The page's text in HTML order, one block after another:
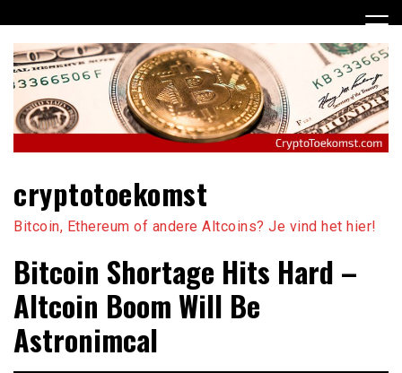
naar
inhoud
cryptotoekomst
Bitcoin, Ethereum of andere Altcoins? Je vind het hier!
Bitcoin Shortage Hits Hard –
Altcoin Boom Will Be
Astronimcal